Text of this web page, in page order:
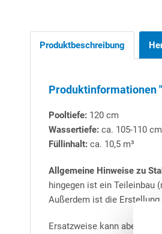
Produktbeschreibung
Produktinformationen
Pooltiefe: 120 cm
Wassertiefe: ca. 105-110 cm
Füllinhalt: ca. 10,5 m³
Allgemeine Hinweise zu
hingegen ist ein Teileinbau
Außerdem ist die
Ersatzweise kann aber